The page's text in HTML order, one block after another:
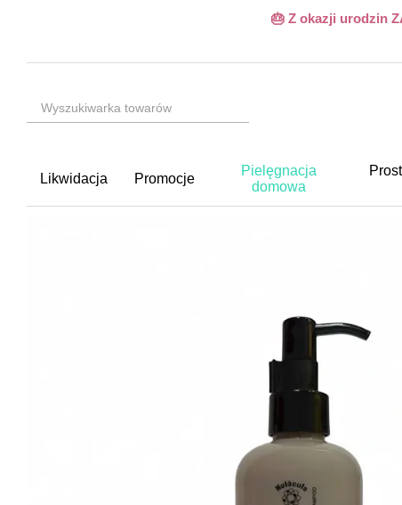
🎂 Z okazji urodzin
Likwidacja Promocje
Pielęgnacja
domowa